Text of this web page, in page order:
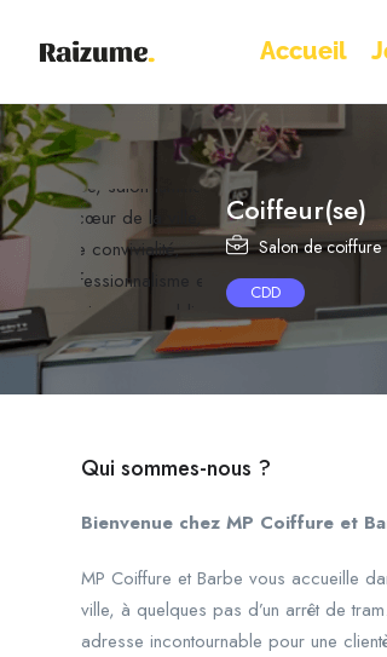
Accueil
Coiffeur(se)
Salon de coiffure
CDD
Qui sommes-nous ?
Bienvenue chez MP Coiffure et
MP Coiffure et Barbe vous accueille
ville, à quelques pas d’un arrêt de
adresse incontournable pour une